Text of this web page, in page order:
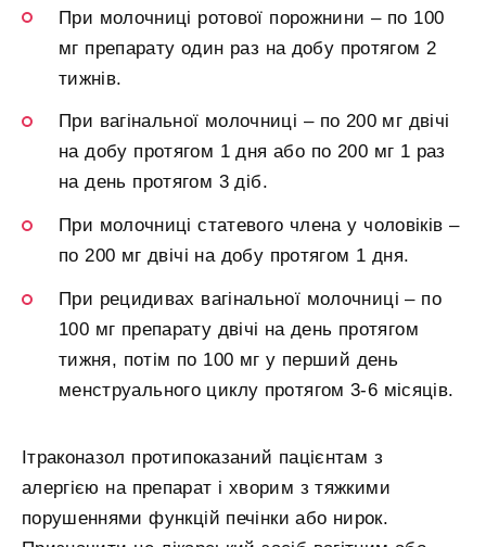
При молочниці ротової порожнини – по 100
мг препарату один раз на добу протягом 2
тижнів.
При вагінальної молочниці – по 200 мг двічі
на добу протягом 1 дня або по 200 мг 1 раз
на день протягом 3 діб.
При молочниці статевого члена у чоловіків –
по 200 мг двічі на добу протягом 1 дня.
При рецидивах вагінальної молочниці – по
100 мг препарату двічі на день протягом
тижня, потім по 100 мг у перший день
менструального циклу протягом 3-6 місяців.
Ітраконазол протипоказаний пацієнтам з
алергією на препарат і хворим з тяжкими
порушеннями функцій печінки або нирок.